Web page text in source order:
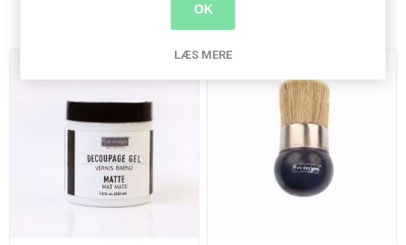
Relaterede produkter
OK
LÆS MERE